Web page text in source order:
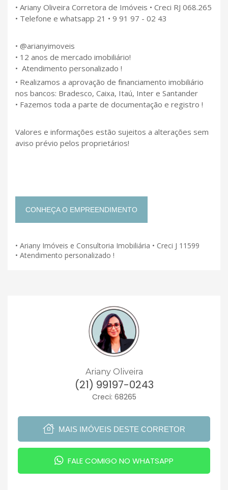
• Ariany Oliveira Corretora de Imóveis • Creci RJ 068.265
• Telefone e whatsapp 21 • 9 91 97 - 02 43
• @arianyimoveis
• 12 anos de mercado imobiliário!
• Atendimento personalizado !
• Realizamos a aprovação de financiamento imobiliário
nos bancos: Bradesco, Caixa, Itaú, Inter e Santander
• Fazemos toda a parte de documentação e registro !
Valores e informações estão sujeitos a alterações sem
aviso prévio pelos proprietários!
CONHEÇA O EMPREENDIMENTO
• Ariany Imóveis e Consultoria Imobiliária • Creci J 11599
• Atendimento personalizado !
Ariany Oliveira
(21) 99197-0243
Creci: 68265
MAIS IMÓVEIS DESTE CORRETOR
FALE COMIGO NO WHATSAPP